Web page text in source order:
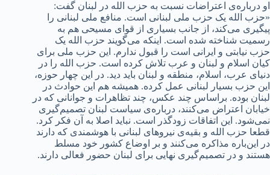
او درباره‌ی اعتراضات نسبت به حزب الله در لبنان گفت:
«حزب الله یک حزب ملی لبنانی است. منافع ملی لبنانی را
پیگیری می‌کند، از جانب بسیاری از قوای مسیحی هم به
رسمیت شناخته شده است. اینکه می‌گویند حزب الله یک
حزب نیابتی و ایرانی است را قبول ندارم. این حزب ملی برای
کیان اسلام و لبنان و عرب تلاش کرده است. حزب الله را در
دنیای عرب، اسلام، منطقه و لبنان باید دید. در این چهار حوزه،
این حزب بسیار لبنانی عمل کرده. همیشه هم این حوادث در
لبنان بوده. براساس چند عکس، چند تظاهرات و جوانانی که در
خیابان اعتراض می‌کنند، درباره‌ی سیاست لبنان تصمیم‌گیری
نمی‌شود. این اتفاقات زودگذر است. نباید اصلا به آن فکر کرد.
قطعا حزب الله و بقیه‌ی نیروهای لبنانی با هوشمندی که دارند
در این‌باره مذاکره می‌کنند و بر اوضاع کشور خود مسلط
هستند و در تصمیم‌گیری نهایی برای لبنان حضور فعالی دارند.